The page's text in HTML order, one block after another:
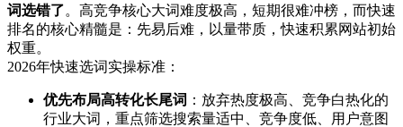
词选错了。高竞争核心大词难度极高，短期很难冲榜，而快速
排名的核心精髓是：先易后难，以量带质，快速积累网站初始
权重。
2026年快速选词实操标准：
优先布局高转化长尾词 ：放弃热度极高、竞争白热化的
行业大词，重点筛选搜索量适中、竞争度低、用户意图